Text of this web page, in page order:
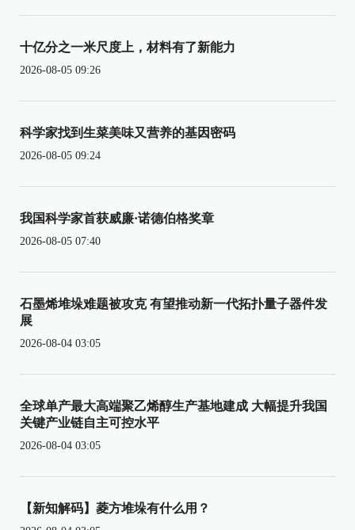
十亿分之一米尺度上，材料有了新能力
2026-08-05 09:26
科学家找到生菜美味又营养的基因密码
2026-08-05 09:24
我国科学家首获威廉·诺德伯格奖章
2026-08-05 07:40
石墨烯堆垛难题被攻克 有望推动新一代拓扑量子器件发
展
2026-08-04 03:05
全球单产最大高端聚乙烯醇生产基地建成 大幅提升我国
关键产业链自主可控水平
2026-08-04 03:05
【新知解码】菱方堆垛有什么用？